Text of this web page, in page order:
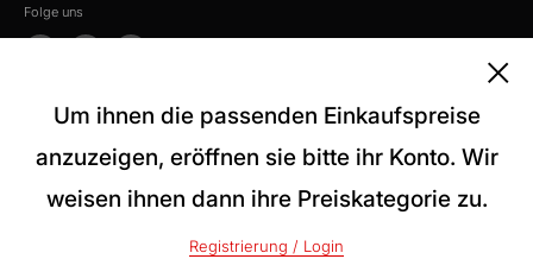
Um ihnen die passenden Einkaufspreise
anzuzeigen, eröffnen sie bitte ihr Konto. Wir
weisen ihnen dann ihre Preiskategorie zu.
Registrierung / Login
Folge uns
Wir akzeptieren